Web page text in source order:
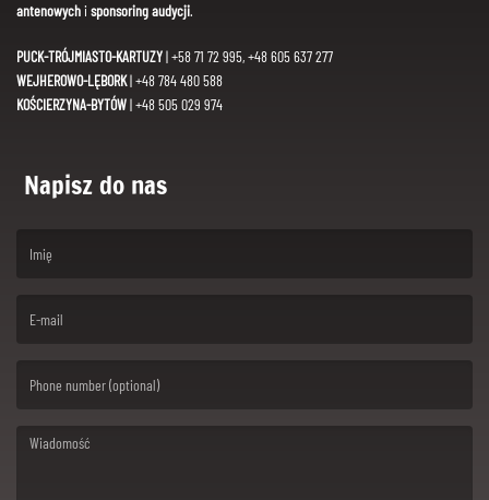
antenowychi sponsoring audycji.
PUCK-TRÓJMIASTO-KARTUZY| +58 71 72 995, +48 605 637 277
WEJHEROWO-LĘBORK| +48 784 480 588
KOŚCIERZYNA-BYTÓW| +48 505 029 974
Napisz do nas